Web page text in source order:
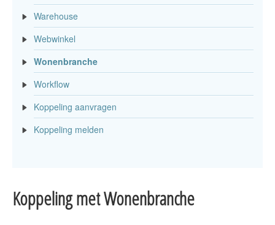
Warehouse
Webwinkel
Wonenbranche
Workflow
Koppeling aanvragen
Koppeling melden
Koppeling met Wonenbranche